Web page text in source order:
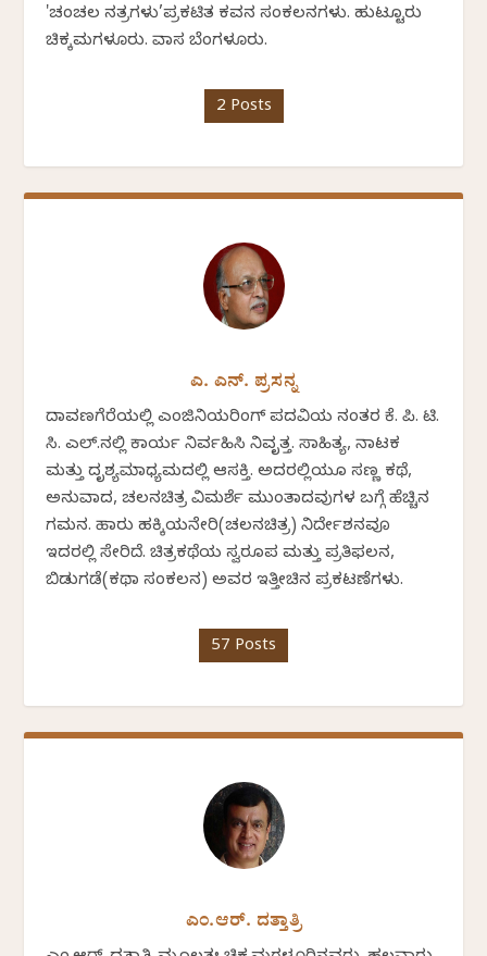
'ಚಂಚಲ ನಕ್ಷತ್ರಗಳು’ಪ್ರಕಟಿತ ಕವನ ಸಂಕಲನಗಳು. ಹುಟ್ಟೂರು
ಚಿಕ್ಕಮಗಳೂರು. ವಾಸ ಬೆಂಗಳೂರು.
2 Posts
ಎ. ಎನ್. ಪ್ರಸನ್ನ
ದಾವಣಗೆರೆಯಲ್ಲಿ ಎಂಜಿನಿಯರಿಂಗ್ ಪದವಿಯ ನಂತರ ಕೆ. ಪಿ. ಟಿ.
ಸಿ. ಎಲ್.ನಲ್ಲಿ ಕಾರ್ಯ ನಿರ್ವಹಿಸಿ ನಿವೃತ್ತ. ಸಾಹಿತ್ಯ, ನಾಟಕ
ಮತ್ತು ದೃಶ್ಯಮಾಧ್ಯಮದಲ್ಲಿ ಆಸಕ್ತಿ. ಅದರಲ್ಲಿಯೂ ಸಣ್ಣ ಕಥೆ,
ಅನುವಾದ, ಚಲನಚಿತ್ರ ವಿಮರ್ಶೆ ಮುಂತಾದವುಗಳ ಬಗ್ಗೆ ಹೆಚ್ಚಿನ
ಗಮನ. ಹಾರು ಹಕ್ಕಿಯನೇರಿ(ಚಲನಚಿತ್ರ) ನಿರ್ದೇಶನವೂ
ಇದರಲ್ಲಿ ಸೇರಿದೆ. ಚಿತ್ರಕಥೆಯ ಸ್ವರೂಪ ಮತ್ತು ಪ್ರತಿಫಲನ,
ಬಿಡುಗಡೆ(ಕಥಾ ಸಂಕಲನ) ಅವರ ಇತ್ತೀಚಿನ ಪ್ರಕಟಣೆಗಳು.
57 Posts
ಎಂ.ಆರ್. ದತ್ತಾತ್ರಿ